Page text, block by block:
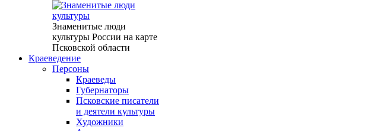
Знаменитые люди
культуры России на карте
Псковской области
Краеведение
Персоны
Краеведы
Губернаторы
Псковские писатели
и деятели культуры
Художники